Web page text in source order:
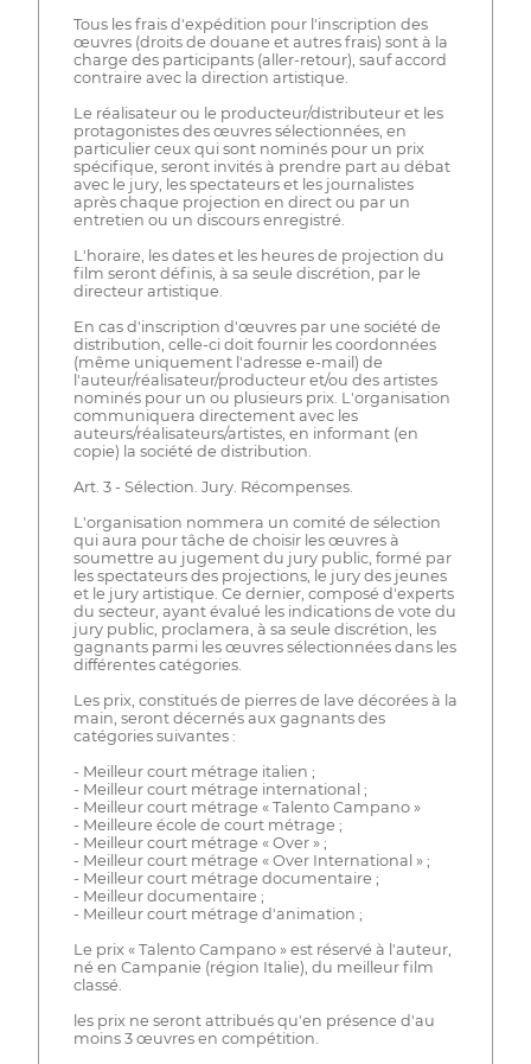
Tous les frais d'expédition pour l'inscription des
œuvres (droits de douane et autres frais) sont à la
charge des participants (aller-retour), sauf accord
contraire avec la direction artistique.
Le réalisateur ou le producteur/distributeur et les
protagonistes des œuvres sélectionnées, en
particulier ceux qui sont nominés pour un prix
spécifique, seront invités à prendre part au débat
avec le jury, les spectateurs et les journalistes
après chaque projection en direct ou par un
entretien ou un discours enregistré.
L'horaire, les dates et les heures de projection du
film seront définis, à sa seule discrétion, par le
directeur artistique.
En cas d'inscription d'œuvres par une société de
distribution, celle-ci doit fournir les coordonnées
(même uniquement l'adresse e-mail) de
l'auteur/réalisateur/producteur et/ou des artistes
nominés pour un ou plusieurs prix. L'organisation
communiquera directement avec les
auteurs/réalisateurs/artistes, en informant (en
copie) la société de distribution.
Art. 3 - Sélection. Jury. Récompenses.
L'organisation nommera un comité de sélection
qui aura pour tâche de choisir les œuvres à
soumettre au jugement du jury public, formé par
les spectateurs des projections, le jury des jeunes
et le jury artistique. Ce dernier, composé d'experts
du secteur, ayant évalué les indications de vote du
jury public, proclamera, à sa seule discrétion, les
gagnants parmi les œuvres sélectionnées dans les
différentes catégories.
Les prix, constitués de pierres de lave décorées à la
main, seront décernés aux gagnants des
catégories suivantes :
- Meilleur court métrage italien ;
- Meilleur court métrage international ;
- Meilleur court métrage « Talento Campano »
- Meilleure école de court métrage ;
- Meilleur court métrage « Over » ;
- Meilleur court métrage « Over International » ;
- Meilleur court métrage documentaire ;
- Meilleur documentaire ;
- Meilleur court métrage d'animation ;
Le prix « Talento Campano » est réservé à l'auteur,
né en Campanie (région Italie), du meilleur film
classé.
les prix ne seront attribués qu'en présence d'au
moins 3 œuvres en compétition.